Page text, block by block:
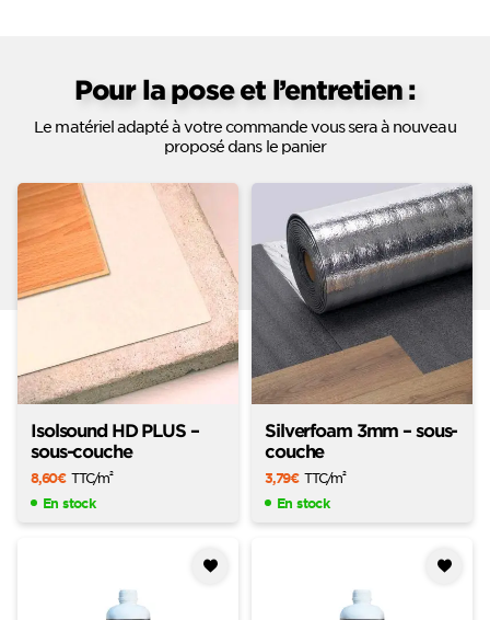
Pour la pose et l’entretien :
Le matériel adapté à votre commande vous sera à nouveau
proposé dans le panier
Isolsound HD PLUS –
sous-couche
8,60€ TTC/m2
En stock
Silverfoam 3mm – sous-
couche
3,79€ TTC/m2
En stock
à mes
à mes